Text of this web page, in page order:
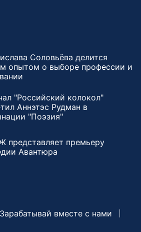
Соловьёва делится
опытом о выборе профессии и
"Российский колокол"
Аннэтэс Рудман в
"Поэзия"
представляет премьеру
Авантюра
Зарабатывай вместе с нами